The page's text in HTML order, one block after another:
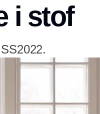
i stof